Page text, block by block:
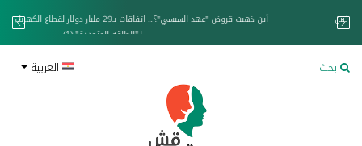
خزان عائم.. "متصدقش" تتبع شبكة ناقلات وقود تخدم الحوثيين
بحث العربية